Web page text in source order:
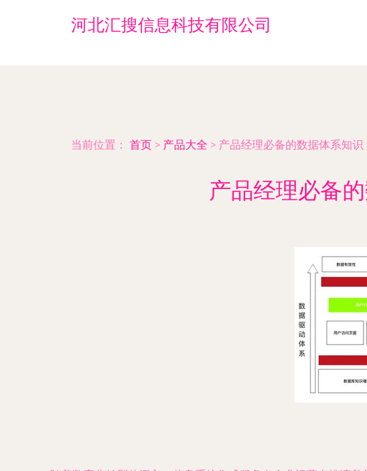
河北汇搜信息科技有限公司
当前位置： 首页 > 产品大全 > 产品经理必备的数据体系知
产品经理必备